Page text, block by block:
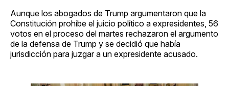
Aunque los abogados de Trump argumentaron que la
Constitución prohíbe el juicio político a expresidentes, 56
votos en el proceso del martes rechazaron el argumento
de la defensa de Trump y se decidió que había
jurisdicción para juzgar a un expresidente acusado.